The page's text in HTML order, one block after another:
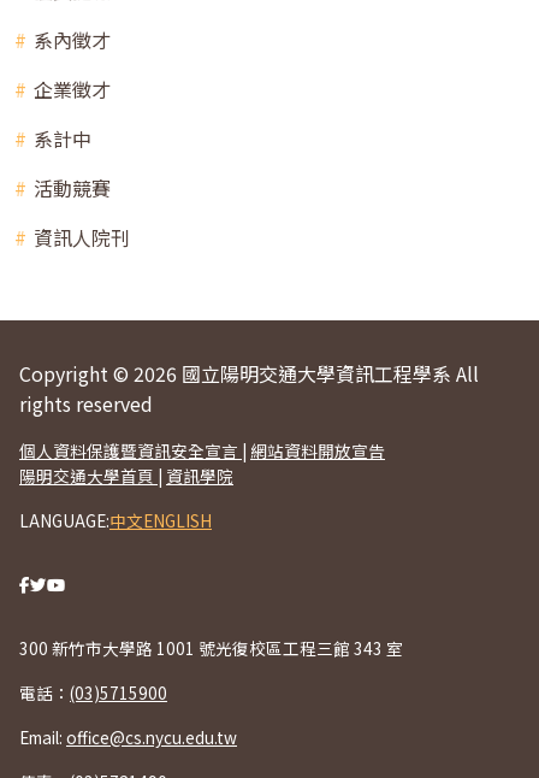
系內徵才
企業徵才
系計中
活動競賽
資訊人院刊
Copyright © 2026 國立陽明交通大學資訊工程學系 All
rights reserved
個人資料保護暨資訊安全宣言 | 網站資料開放宣告
陽明交通大學首頁 | 資訊學院
LANGUAGE:中文ENGLISH
300 新竹市大學路 1001 號光復校區工程三館 343 室
電話： (03)5715900
Email: office@cs.nycu.edu.tw